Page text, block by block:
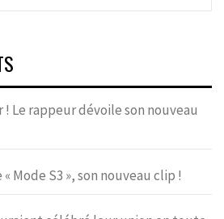
Le rappeur dévoile son nouveau
Mode S3 », son nouveau clip !